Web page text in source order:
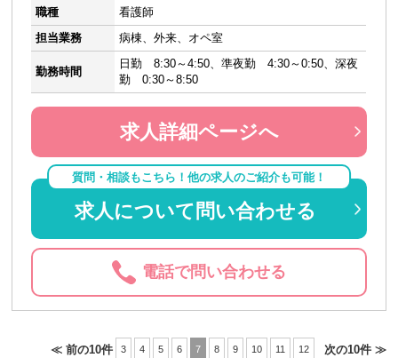
職種
看護師
担当業務
病棟、外来、オペ室
勤務時間
日勤 8:30～4:50、準夜勤 4:30～0:50、深夜
勤 0:30～8:50
求人詳細ページへ
質問・相談もこちら！他の求人のご紹介も可能！
求人について問い合わせる
電話で問い合わせる
≪ 前の10件 3 4 5 6 7 8 9 10 11 12 次の10件 ≫